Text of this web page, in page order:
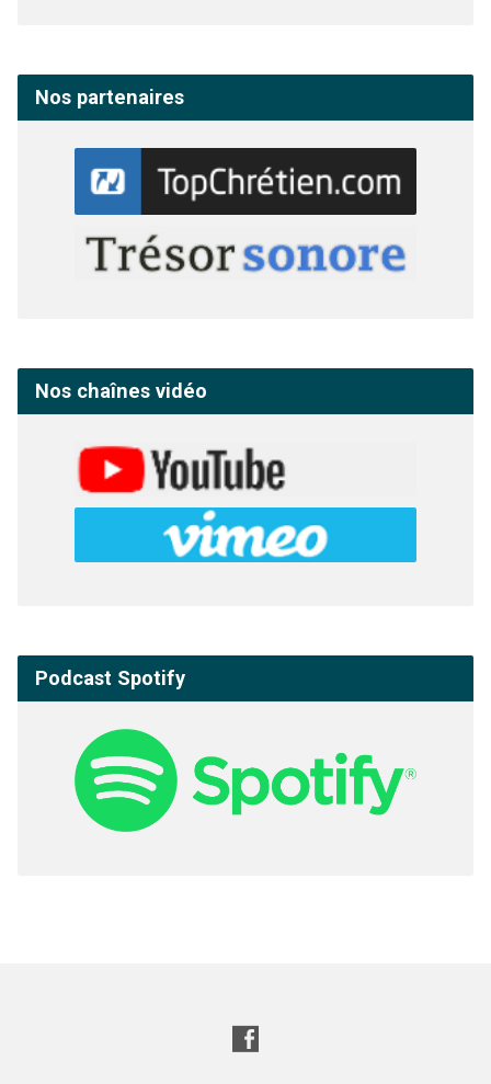
Nos partenaires
Nos chaînes vidéo
Podcast Spotify